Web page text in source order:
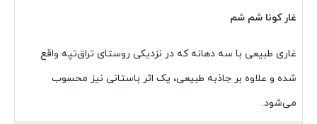
غار کونا شم شم
غاری طبیعی با سه دهانه که در نزدیکی روستای تراق‌تپه واقع
شده و علاوه بر جاذبه طبیعی، یک اثر باستانی نیز محسوب
می‌شود.